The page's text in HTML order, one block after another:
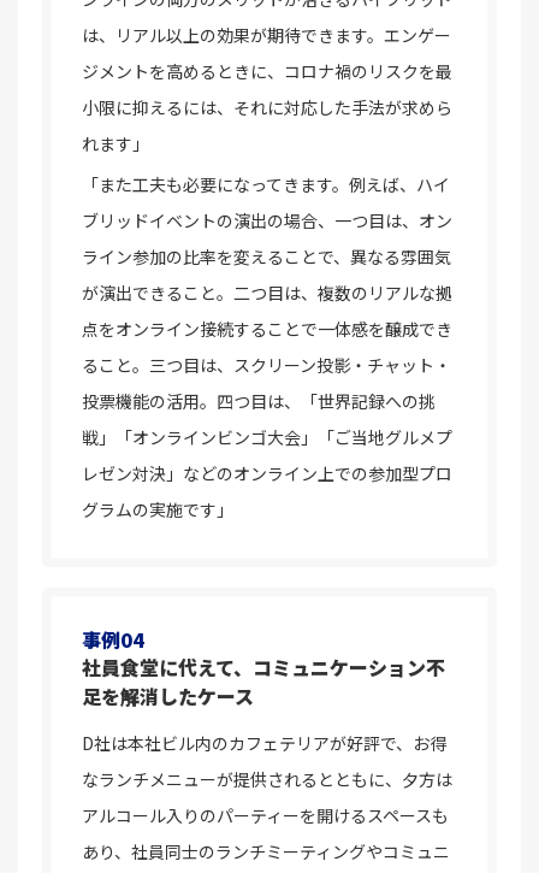
は、リアル以上の効果が期待できます。エンゲー
ジメントを高めるときに、コロナ禍のリスクを最
小限に抑えるには、それに対応した手法が求めら
れます」
「また工夫も必要になってきます。例えば、ハイ
ブリッドイベントの演出の場合、一つ目は、オン
ライン参加の比率を変えることで、異なる雰囲気
が演出できること。二つ目は、複数のリアルな拠
点をオンライン接続することで一体感を醸成でき
ること。三つ目は、スクリーン投影・チャット・
投票機能の活用。四つ目は、「世界記録への挑
戦」「オンラインビンゴ大会」「ご当地グルメプ
レゼン対決」などのオンライン上での参加型プロ
グラムの実施です」
事例04
社員食堂に代えて、コミュニケーション不
足を解消したケース
D社は本社ビル内のカフェテリアが好評で、お得
なランチメニューが提供されるとともに、夕方は
アルコール入りのパーティーを開けるスペースも
あり、社員同士のランチミーティングやコミュニ